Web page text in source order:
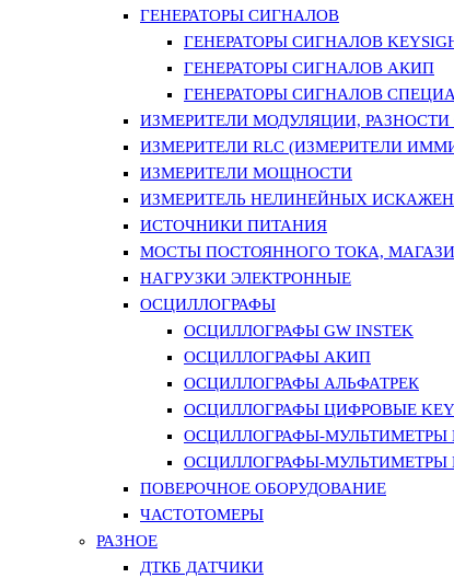
ГЕНЕРАТОРЫ СИГНАЛОВ
ГЕНЕРАТОРЫ СИГНАЛОВ
ГЕНЕРАТОРЫ СИГНАЛОВ АКИП
ГЕНЕРАТОРЫ СИГНАЛОВ
ИЗМЕРИТЕЛИ МОДУЛЯЦИИ, РАЗНОСТИ
ИЗМЕРИТЕЛИ RLC (ИЗМЕРИТЕЛИ
ИЗМЕРИТЕЛИ МОЩНОСТИ
ИЗМЕРИТЕЛЬ НЕЛИНЕЙНЫХ
ИСТОЧНИКИ ПИТАНИЯ
МОСТЫ ПОСТОЯННОГО ТОКА,
НАГРУЗКИ ЭЛЕКТРОННЫЕ
ОСЦИЛЛОГРАФЫ
ОСЦИЛЛОГРАФЫ GW INSTEK
ОСЦИЛЛОГРАФЫ АКИП
ОСЦИЛЛОГРАФЫ АЛЬФАТРЕК
ОСЦИЛЛОГРАФЫ ЦИФРОВЫЕ
ОСЦИЛЛОГРАФЫ-МУЛЬТИМЕТРЫ
ОСЦИЛЛОГРАФЫ-МУЛЬТИМЕТРЫ
ПОВЕРОЧНОЕ ОБОРУДОВАНИЕ
ЧАСТОТОМЕРЫ
РАЗНОЕ
ДТКБ ДАТЧИКИ